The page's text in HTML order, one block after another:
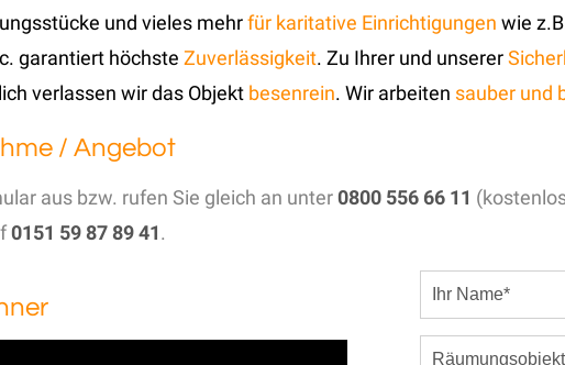
und vieles mehrfür karitative Einrichtigungen wie
garantiert höchste Zuverlässigkeit. Zu Ihrer und unserer
verlassen wir das Objekt besenrein. Wir arbeiten sauber und
/ Angebot
aus bzw. rufen Sie gleich an unter0800 556 66 11
0151 59 87 89 41.